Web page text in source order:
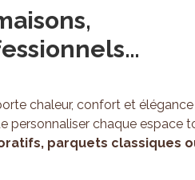
chaleur, confort et
personnaliser chaque espace
parquets classiques